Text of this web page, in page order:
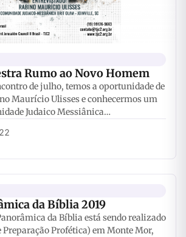
Rumo ao Novo Homem
de julho, temos a oportunidade de
Maurício Ulisses e conhecermos um
Judaico Messiânica…
da Bíblia 2019
da Bíblia está sendo realizado
Preparação Profética) em Monte Mor,